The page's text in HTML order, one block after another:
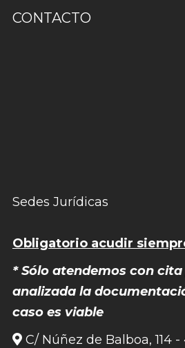
CONTACTO
Sedes Jurídicas
Obligatorio acudir
* Sólo atendemos con
analizada la
caso es viable
C/ Núñez de Balboa, 114 -